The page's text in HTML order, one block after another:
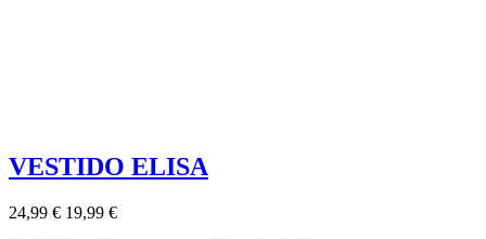
VESTIDO ELISA
24,99 € 19,99 €